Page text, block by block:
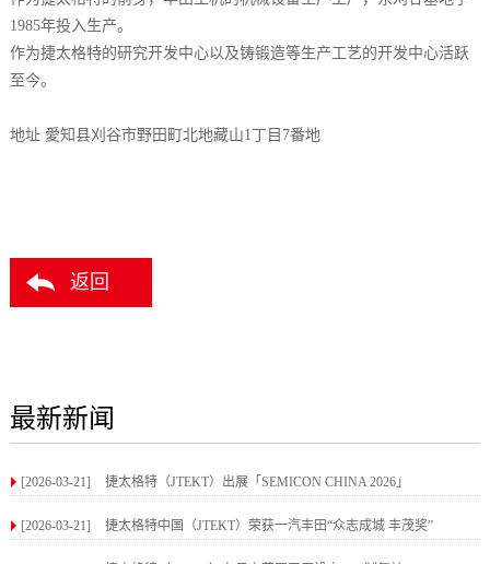
1985年投入生产。
作为捷太格特的研究开发中心以及铸锻造等生产工艺的开发中心活跃
至今。
地址 愛知县刈谷市野田町北地藏山1丁目7番地
返回
最新新闻
[2026-03-21] 捷太格特（JTEKT）出展「SEMICON CHINA 2026」
[2026-03-21] 捷太格特中国（JTEKT）荣获一汽丰田“众志成城 丰茂奖”